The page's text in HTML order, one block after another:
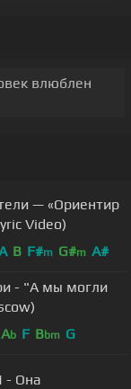
влюблен
— «Ориентир
Video)
B F#m G#m A#
- "А мы могли
Ab F Bbm G
- Она